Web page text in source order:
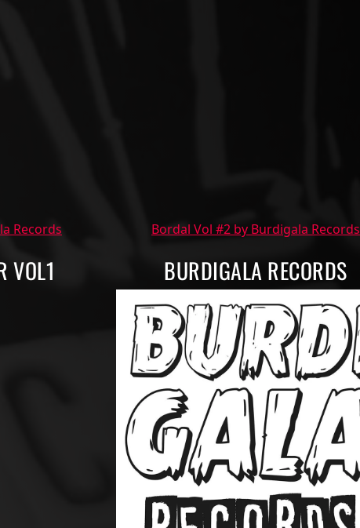
Records Bordal Vol #2 by Burdigala Records
VOL1 BURDIGALA RECORDS